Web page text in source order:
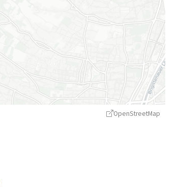
OpenStreetMap